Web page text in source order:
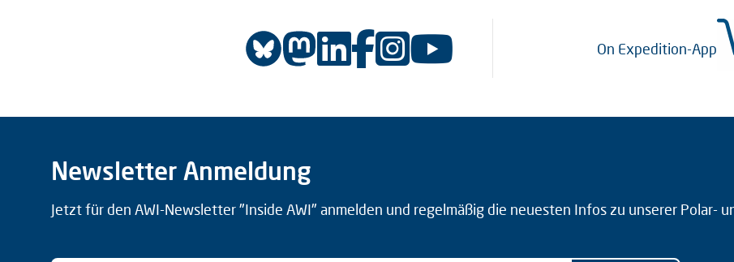
On Expedition-App
Newsletter Anmeldung
Jetzt für den AWI-Newsletter "Inside AWI" anmelden und regelmäßig die neuesten Infos zu unserer Polar-